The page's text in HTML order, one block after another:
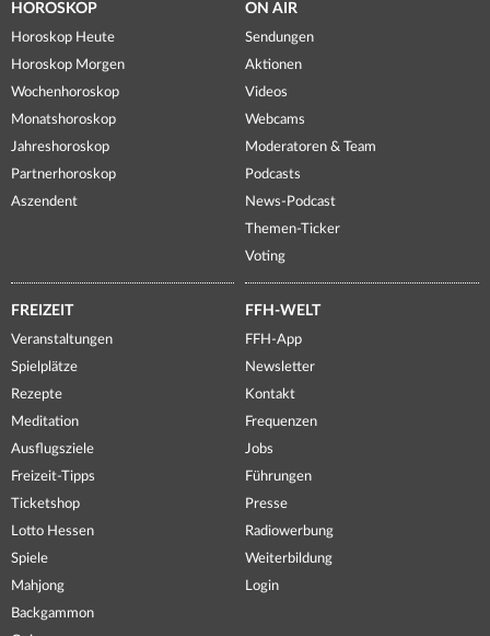
HOROSKOP
Horoskop Heute
Horoskop Morgen
Wochenhoroskop
Monatshoroskop
Jahreshoroskop
Partnerhoroskop
Aszendent
ON AIR
Sendungen
Aktionen
Videos
Webcams
Moderatoren & Team
Podcasts
News-Podcast
Themen-Ticker
Voting
FREIZEIT
Veranstaltungen
Spielplätze
Rezepte
Meditation
Ausflugsziele
Freizeit-Tipps
Ticketshop
Lotto Hessen
Spiele
Mahjong
Backgammon
FFH-WELT
FFH-App
Newsletter
Kontakt
Frequenzen
Jobs
Führungen
Presse
Radiowerbung
Weiterbildung
Login